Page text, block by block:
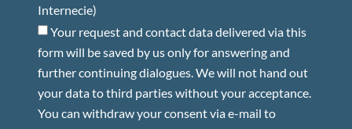
Internecie)
Your request and contact data delivered via this
form will be saved by us only for answering and
further continuing dialogues. We will not hand out
your data to third parties without your acceptance.
You can withdraw your consent via e-mail to